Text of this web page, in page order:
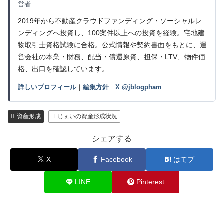
営者
2019年から不動産クラウドファンディング・ソーシャルレ
ンディングへ投資し、100案件以上への投資を経験。宅地建
物取引士資格試験に合格。公式情報や契約書面をもとに、運
営会社の本業・財務、配当・償還原資、担保・LTV、物件価
格、出口を確認しています。
詳しいプロフィール｜ 編集方針 ｜ X @jblogpham
資産形成 じぇいの資産形成状況
シェアする
X Facebook はてブ
LINE Pinterest